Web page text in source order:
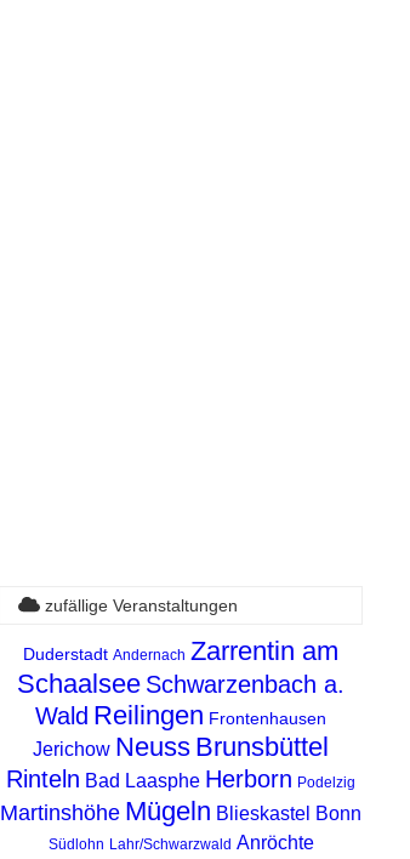
zufällige Veranstaltungen
Duderstadt Andernach Zarrentin am
Schaalsee Schwarzenbach a.
Wald Reilingen Frontenhausen
Jerichow Neuss Brunsbüttel
Rinteln Bad Laasphe Herborn Podelzig
Martinshöhe Mügeln Blieskastel Bonn
Südlohn Lahr/Schwarzwald Anröchte